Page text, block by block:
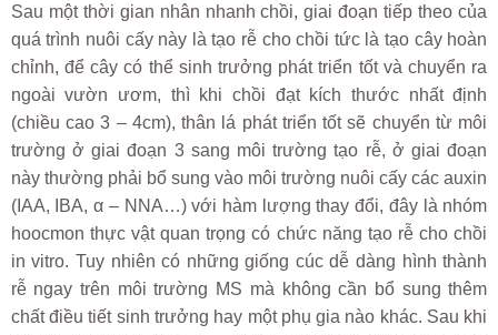
Sau một thời gian nhân nhanh chồi, giai đoạn tiếp theo của
quá trình nuôi cấy này là tạo rễ cho chồi tức là tạo cây hoàn
chỉnh, để cây có thể sinh trưởng phát triển tốt và chuyển ra
ngoài vườn ươm, thì khi chồi đạt kích thước nhất định
(chiều cao 3 – 4cm), thân lá phát triển tốt sẽ chuyển từ môi
trường ở giai đoạn 3 sang môi trường tạo rễ, ở giai đoạn
này thường phải bổ sung vào môi trường nuôi cấy các auxin
(IAA, IBA, α – NNA…) với hàm lượng thay đổi, đây là nhóm
hoocmon thực vật quan trọng có chức năng tạo rễ cho chồi
in vitro. Tuy nhiên có những giống cúc dễ dàng hình thành
rễ ngay trên môi trường MS mà không cần bổ sung thêm
chất điều tiết sinh trưởng hay một phụ gia nào khác. Sau khi